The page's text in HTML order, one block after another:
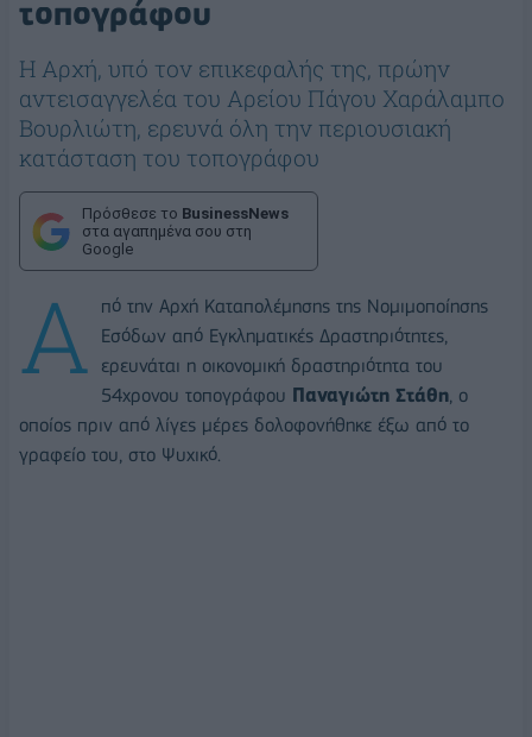
τοπογράφου
Η Αρχή, υπό τον επικεφαλής της, πρώην
αντεισαγγελέα του Αρείου Πάγου Χαράλαμπο
Βουρλιώτη, ερευνά όλη την περιουσιακή
κατάσταση του τοπογράφου
Πρόσθεσε το BusinessNews
στα αγαπημένα σου στη
Google
A
πό την Αρχή Καταπολέμησης της Νομιμοποίησης
Εσόδων από Εγκληματικές Δραστηριότητες,
ερευνάται η οικονομική δραστηριότητα του
54χρονου τοπογράφου Παναγιώτη Στάθη, ο
οποίος πριν από λίγες μέρες δολοφονήθηκε έξω από το
γραφείο του, στο Ψυχικό.